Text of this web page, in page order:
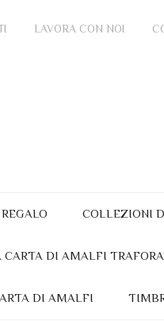
LAVORA CON NOI
COLLEZIONI
CARTA DI AMALFI
DI AMALFI